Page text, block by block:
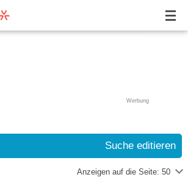
Werbung
Suche editieren
Anzeigen auf die Seite: 50